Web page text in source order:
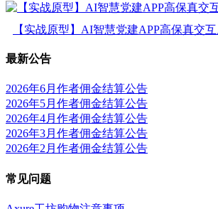
【实战原型】AI智慧党建APP高保真交
最新公告
2026年6月作者佣金结算公告
2026年5月作者佣金结算公告
2026年4月作者佣金结算公告
2026年3月作者佣金结算公告
2026年2月作者佣金结算公告
常见问题